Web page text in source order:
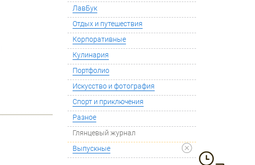
ЛавБук
Отдых и путешествия
Корпоративные
Кулинария
Портфолио
Искусство и фотография
Спорт и приключения
Разное
Глянцевый журнал
Выпускные